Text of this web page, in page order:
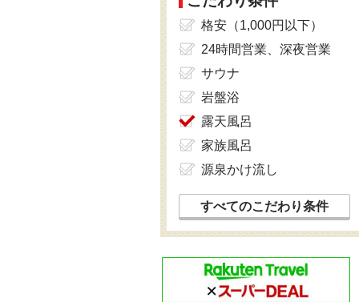
格安（1,000円以下）
24時間営業、深夜営業
サウナ
岩盤浴
露天風呂
家族風呂
源泉かけ流し
すべてのこだわり条件